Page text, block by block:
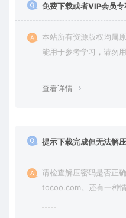
免费下载或者VIP会员
本站所有资源版权均属
能用于参考学习，请勿
查看详情
提示下载完成但无法解
请检查解压密码是否正
tocoo.com。还有一种